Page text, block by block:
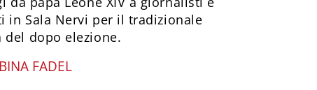
in Sala Nervi per il tradizionale
dopo elezione.
FADEL